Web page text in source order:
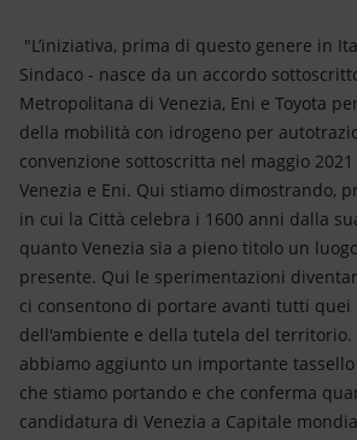
"L’iniziativa, prima di questo genere in
Sindaco - nasce da un accordo
Metropolitana di Venezia, Eni e Toyota
della mobilità con idrogeno per
convenzione sottoscritta nel maggio
Venezia e Eni. Qui stiamo dimostrando,
in cui la Città celebra i 1600 anni dalla
quanto Venezia sia a pieno titolo un
presente. Qui le sperimentazioni
ci consentono di portare avanti tutti
dell'ambiente e della tutela del territorio.
abbiamo aggiunto un importante
che stiamo portando e che conferma
candidatura di Venezia a Capitale